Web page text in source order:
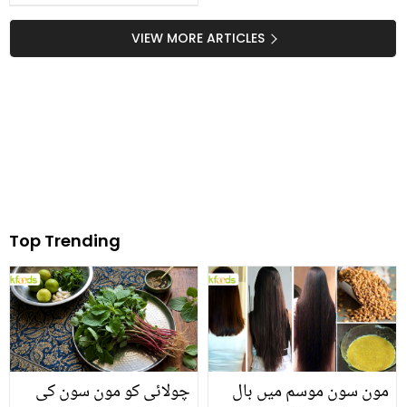
استعمال سے ہوجائیں بال
VIEW MORE ARTICLES
Top Trending
چولائی کو مون سون کی
مون سون موسم میں بال